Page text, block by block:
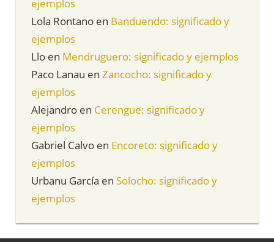
ejemplos
Lola Rontano en Banduendo: significado y
ejemplos
Llo en Mendruguero: significado y ejemplos
Paco Lanau en Zancocho: significado y
ejemplos
Alejandro en Cerengue: significado y
ejemplos
Gabriel Calvo en Encoreto: significado y
ejemplos
Urbanu García en Solocho: significado y
ejemplos